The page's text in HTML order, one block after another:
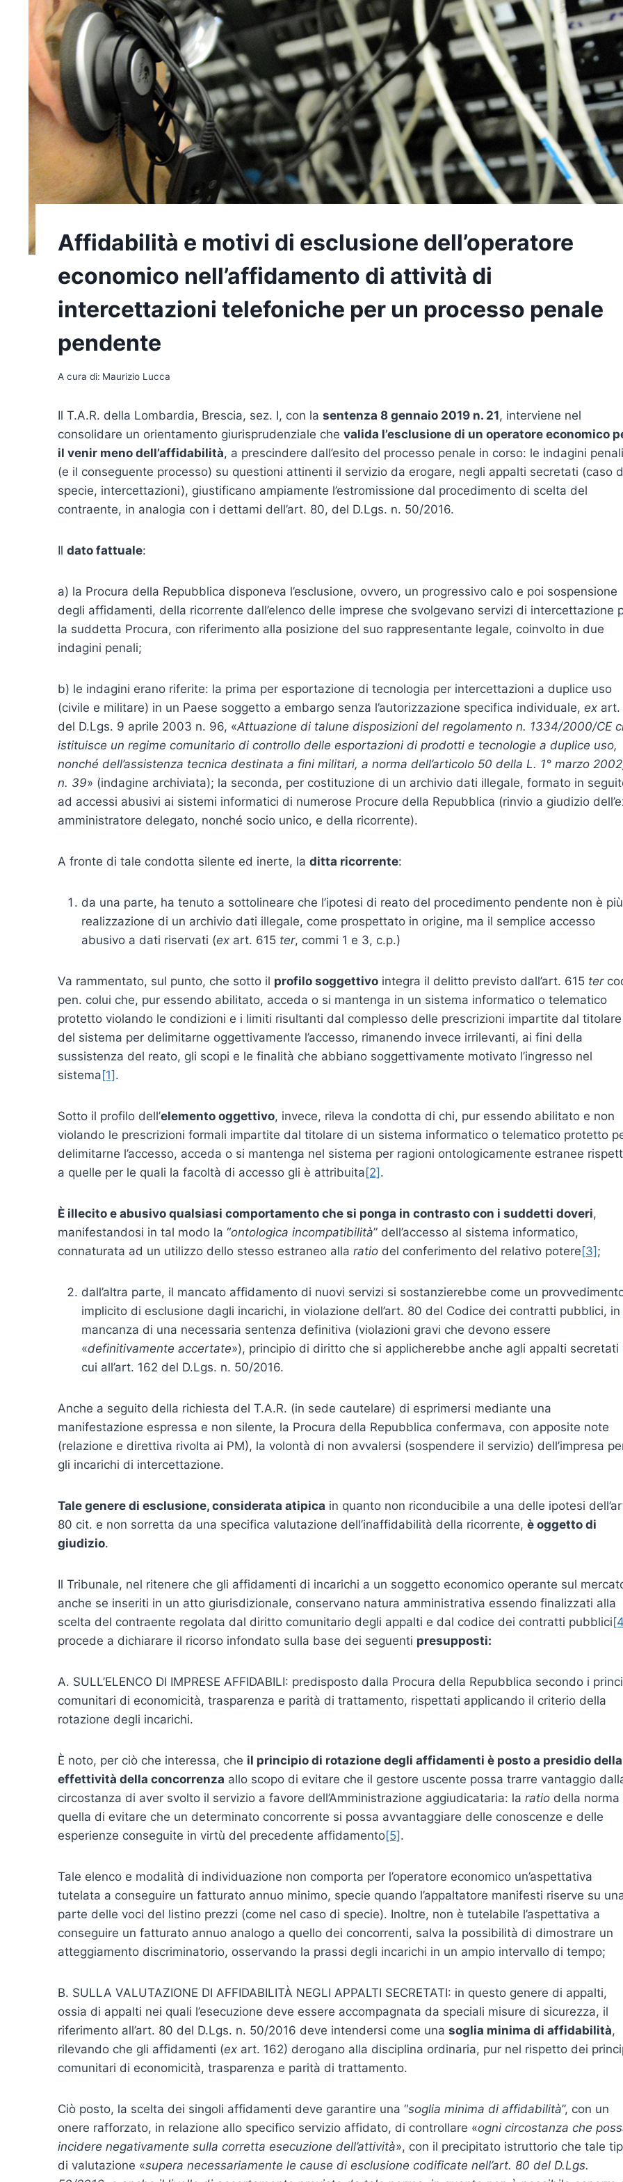
Affidabilità e motivi di esclusione dell’operatore
economico nell’affidamento di attività di
intercettazioni telefoniche per un processo penale
pendente
A cura di: Maurizio Lucca
Il T.A.R. della Lombardia, Brescia, sez. I, con la sentenza 8 gennaio 2019 n. 21, interviene nel
consolidare un orientamento giurisprudenziale che valida l’esclusione di un operatore economico
il venir meno dell’affidabilità, a prescindere dall’esito del processo penale in corso: le indagini penali
(e il conseguente processo) su questioni attinenti il servizio da erogare, negli appalti secretati (caso
specie, intercettazioni), giustificano ampiamente l’estromissione dal procedimento di scelta del
contraente, in analogia con i dettami dell’art. 80, del D.Lgs. n. 50/2016.
Il dato fattuale:
a) la Procura della Repubblica disponeva l’esclusione, ovvero, un progressivo calo e poi sospensione
degli affidamenti, della ricorrente dall’elenco delle imprese che svolgevano servizi di intercettazione
la suddetta Procura, con riferimento alla posizione del suo rappresentante legale, coinvolto in due
indagini penali;
b) le indagini erano riferite: la prima per esportazione di tecnologia per intercettazioni a duplice uso
(civile e militare) in un Paese soggetto a embargo senza l’autorizzazione specifica individuale, ex art.
del D.Lgs. 9 aprile 2003 n. 96, «Attuazione di talune disposizioni del regolamento n. 1334/2000/CE
istituisce un regime comunitario di controllo delle esportazioni di prodotti e tecnologie a duplice uso,
nonché dell’assistenza tecnica destinata a fini militari, a norma dell’articolo 50 della L. 1° marzo
n. 39» (indagine archiviata); la seconda, per costituzione di un archivio dati illegale, formato in
ad accessi abusivi ai sistemi informatici di numerose Procure della Repubblica (rinvio a giudizio
amministratore delegato, nonché socio unico, e della ricorrente).
A fronte di tale condotta silente ed inerte, la ditta ricorrente:
da una parte, ha tenuto a sottolineare che l’ipotesi di reato del procedimento pendente non è
realizzazione di un archivio dati illegale, come prospettato in origine, ma il semplice accesso
abusivo a dati riservati (ex art. 615 ter, commi 1 e 3, c.p.)
Va rammentato, sul punto, che sotto il profilo soggettivo integra il delitto previsto dall’art. 615 ter
pen. colui che, pur essendo abilitato, acceda o si mantenga in un sistema informatico o telematico
protetto violando le condizioni e i limiti risultanti dal complesso delle prescrizioni impartite dal titolare
del sistema per delimitarne oggettivamente l’accesso, rimanendo invece irrilevanti, ai fini della
sussistenza del reato, gli scopi e le finalità che abbiano soggettivamente motivato l’ingresso nel
sistema[1].
Sotto il profilo dell’elemento oggettivo, invece, rileva la condotta di chi, pur essendo abilitato e non
violando le prescrizioni formali impartite dal titolare di un sistema informatico o telematico protetto
delimitarne l’accesso, acceda o si mantenga nel sistema per ragioni ontologicamente estranee
a quelle per le quali la facoltà di accesso gli è attribuita[2].
È illecito e abusivo qualsiasi comportamento che si ponga in contrasto con i suddetti doveri,
manifestandosi in tal modo la “ontologica incompatibilità” dell’accesso al sistema informatico,
connaturata ad un utilizzo dello stesso estraneo alla ratio del conferimento del relativo potere[3];
dall’altra parte, il mancato affidamento di nuovi servizi si sostanzierebbe come un
implicito di esclusione dagli incarichi, in violazione dell’art. 80 del Codice dei contratti pubblici, in
mancanza di una necessaria sentenza definitiva (violazioni gravi che devono essere
«definitivamente accertate»), principio di diritto che si applicherebbe anche agli appalti secretati
cui all’art. 162 del D.Lgs. n. 50/2016.
Anche a seguito della richiesta del T.A.R. (in sede cautelare) di esprimersi mediante una
manifestazione espressa e non silente, la Procura della Repubblica confermava, con apposite note
(relazione e direttiva rivolta ai PM), la volontà di non avvalersi (sospendere il servizio) dell’impresa
gli incarichi di intercettazione.
Tale genere di esclusione, considerata atipica in quanto non riconducibile a una delle ipotesi
80 cit. e non sorretta da una specifica valutazione dell’inaffidabilità della ricorrente, è oggetto di
giudizio.
Il Tribunale, nel ritenere che gli affidamenti di incarichi a un soggetto economico operante sul
anche se inseriti in un atto giurisdizionale, conservano natura amministrativa essendo finalizzati alla
scelta del contraente regolata dal diritto comunitario degli appalti e dal codice dei contratti pubblici
procede a dichiarare il ricorso infondato sulla base dei seguenti presupposti:
A. SULL’ELENCO DI IMPRESE AFFIDABILI: predisposto dalla Procura della Repubblica secondo i
comunitari di economicità, trasparenza e parità di trattamento, rispettati applicando il criterio della
rotazione degli incarichi.
È noto, per ciò che interessa, che il principio di rotazione degli affidamenti è posto a presidio della
effettività della concorrenza allo scopo di evitare che il gestore uscente possa trarre vantaggio
circostanza di aver svolto il servizio a favore dell’Amministrazione aggiudicataria: la ratio della norma
quella di evitare che un determinato concorrente si possa avvantaggiare delle conoscenze e delle
esperienze conseguite in virtù del precedente affidamento[5].
Tale elenco e modalità di individuazione non comporta per l’operatore economico un’aspettativa
tutelata a conseguire un fatturato annuo minimo, specie quando l’appaltatore manifesti riserve su
parte delle voci del listino prezzi (come nel caso di specie). Inoltre, non è tutelabile l’aspettativa a
conseguire un fatturato annuo analogo a quello dei concorrenti, salva la possibilità di dimostrare un
atteggiamento discriminatorio, osservando la prassi degli incarichi in un ampio intervallo di tempo;
B. SULLA VALUTAZIONE DI AFFIDABILITÀ NEGLI APPALTI SECRETATI: in questo genere di appalti,
ossia di appalti nei quali l’esecuzione deve essere accompagnata da speciali misure di sicurezza, il
riferimento all’art. 80 del D.Lgs. n. 50/2016 deve intendersi come una soglia minima di affidabilità,
rilevando che gli affidamenti (ex art. 162) derogano alla disciplina ordinaria, pur nel rispetto dei
comunitari di economicità, trasparenza e parità di trattamento.
Ciò posto, la scelta dei singoli affidamenti deve garantire una “soglia minima di affidabilità”, con un
onere rafforzato, in relazione allo specifico servizio affidato, di controllare «ogni circostanza che
incidere negativamente sulla corretta esecuzione dell’attività», con il precipitato istruttorio che tale
di valutazione «supera necessariamente le cause di esclusione codificate nell’art. 80 del D.Lgs.